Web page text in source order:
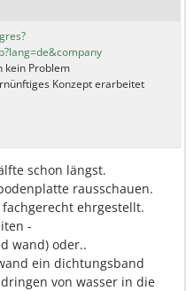
kein Problem
Konzept erarbeitet
schon längst.
rausschauen.
ehrgestellt.
-
wand) oder..
ein dichtungsband
von wasser in die